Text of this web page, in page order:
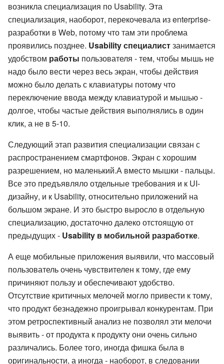
возникла специализация по Usability. Эта
специализация, наоборот, перекочевала из enterprise-
разработки в Web, потому что там эти проблема
проявились позднее. Usability специалистзанимается
удобством работы пользователя - тем, чтобы мышь не
надо было вести через весь экран, чтобы действия
можно было делать с клавиатуры потому что
переключение ввода между клавиатурой и мышью -
долгое, чтобы частые действия выполнялись в один
клик, а не в 5-10.
Следующий этап развития специализации связан с
распространением смартфонов. Экран с хорошим
разрешением, но маленький.А вместо мышки - пальцы.
Все это предъявляло отдельные требования и к UI-
дизайну, и к Usability, относительно приложений на
большом экране. И это быстро выросло в отдельную
специализацию, достаточно далеко отстоящую от
предыдущих - Usability в мобильной разработке.
А еще мобильные приложения выявили, что массовый
пользователь очень чувствителен к тому, где ему
причиняют пользу и обеспечивают удобство.
Отсутствие критичных мелочей могло привести к тому,
что продукт безнадежно проигрывал конкурентам. При
этом ретроспективный анализ не позволял эти мелочи
выявить - от продукта к продукту они очень сильно
различались. Более того, иногда фишка была в
оригинальности, а иногда - наоборот, в следовании